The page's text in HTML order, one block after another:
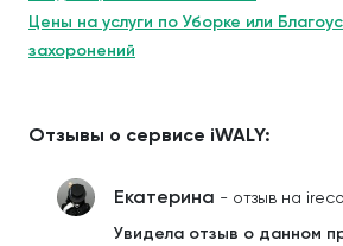
Цены на услуги по Уборке или
захоронений
Отзывы о сервисе iWALY:
Екатерина - отзыв на
Увидела отзыв о данном